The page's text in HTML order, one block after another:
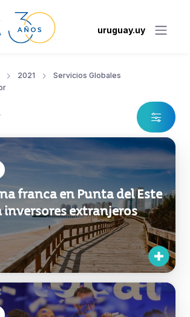
uruguay.uy
2021
Servicios Globales
franca en Punta del Este
inversores extranjeros